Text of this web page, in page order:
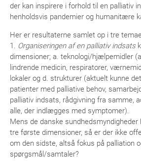
der kan inspirere i forhold til en palliativ
henholdsvis pandemier og humanitære
Her er resultaterne samlet op i tre
1. Organiseringen af en palliativ indsats
dimensioner; a. teknologi/hjælpemidler
lindrende medicin, respiratorer,
lokaler og d. strukturer (aktuelt kunne
patienter med palliative behov,
palliativ indsats, rådgivning fra samme,
alle, der indlægges med symptomer).
Mens de danske
tre første dimensioner, så er der ikke
om den sidste, altså fokus på palliation
spørgsmål/samtaler?